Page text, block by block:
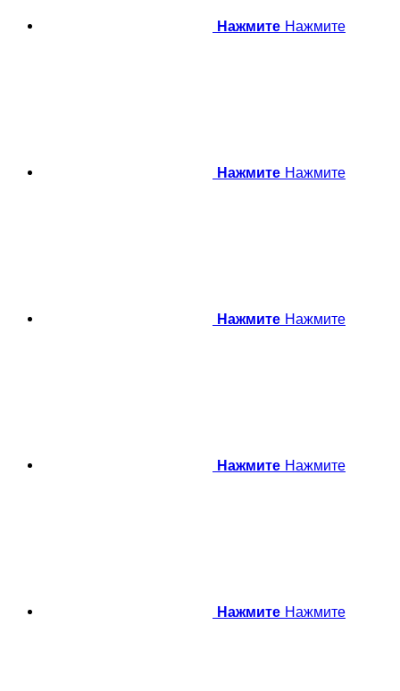
Нажмите Нажмите
Нажмите Нажмите
Нажмите Нажмите
Нажмите Нажмите
Нажмите Нажмите